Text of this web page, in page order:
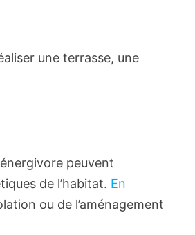
une terrasse, une
peuvent
de l’habitat. En
ou de l’aménagement